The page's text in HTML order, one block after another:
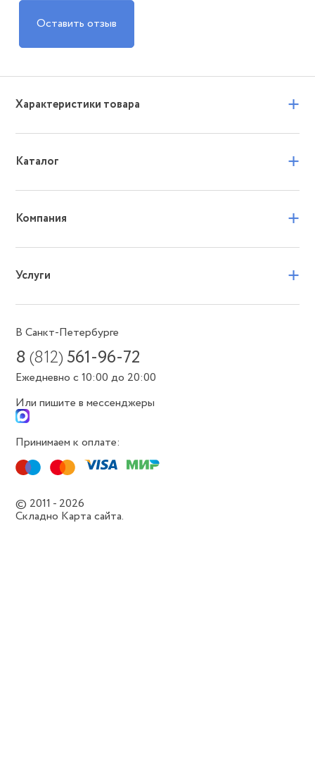
Оставить отзыв
Характеристики товара +
Каталог +
Компания +
Услуги +
В Санкт-Петербурге
8(812) 561-96-72
Ежедневно с 10:00 до 20:00
Или пишите в мессенджеры
Принимаем к оплате:
© 2011 - 2026
Складно Карта сайта.